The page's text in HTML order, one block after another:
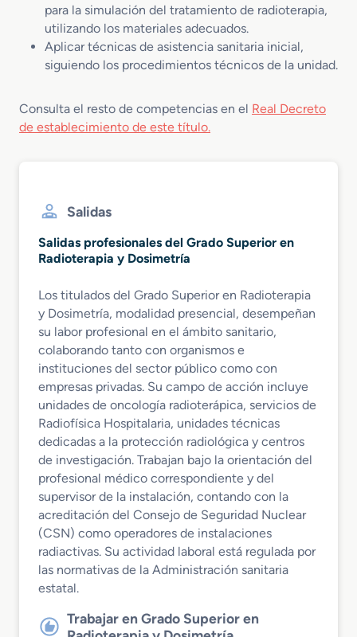
para la simulación del tratamiento de radioterapia,
utilizando los materiales adecuados.
Aplicar técnicas de asistencia sanitaria inicial,
siguiendo los procedimientos técnicos de la unidad.
Consulta el resto de competencias en el Real Decreto
de establecimiento de este título.
Salidas
Salidas profesionales del Grado Superior en
Radioterapia y Dosimetría
Los titulados del Grado Superior en Radioterapia
y Dosimetría, modalidad presencial, desempeñan
su labor profesional en el ámbito sanitario,
colaborando tanto con organismos e
instituciones del sector público como con
empresas privadas. Su campo de acción incluye
unidades de oncología radioterápica, servicios de
Radiofísica Hospitalaria, unidades técnicas
dedicadas a la protección radiológica y centros
de investigación. Trabajan bajo la orientación del
profesional médico correspondiente y del
supervisor de la instalación, contando con la
acreditación del Consejo de Seguridad Nuclear
(CSN) como operadores de instalaciones
radiactivas. Su actividad laboral está regulada por
las normativas de la Administración sanitaria
estatal.
Trabajar en Grado Superior en